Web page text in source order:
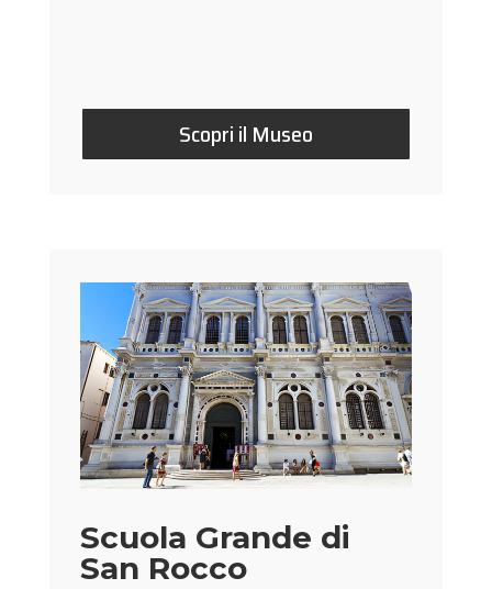
Scopri il Museo
Scuola Grande di
San Rocco